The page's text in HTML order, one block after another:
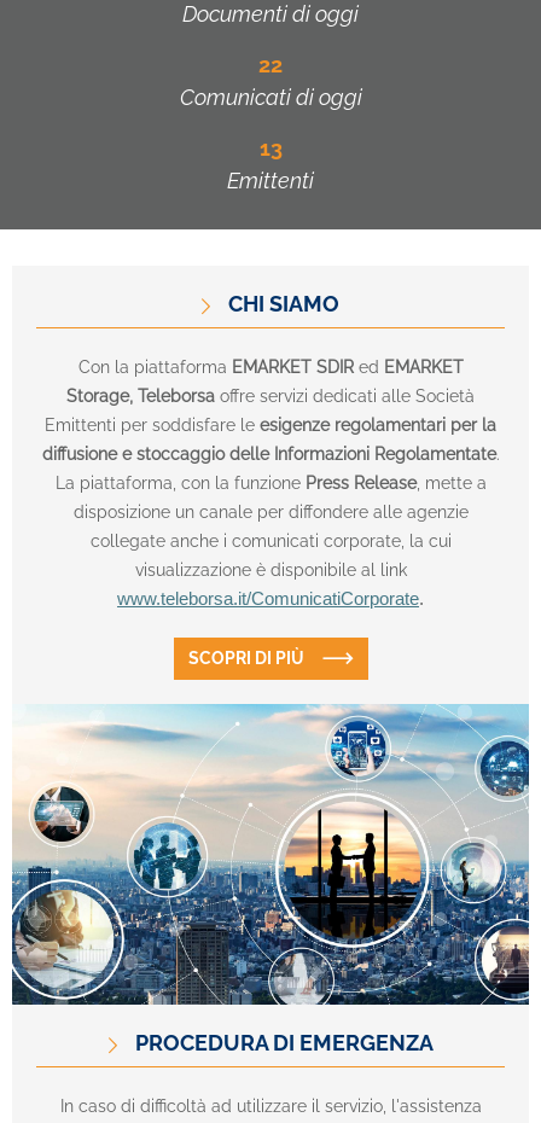
Documenti di oggi
22
Comunicati di oggi
13
Emittenti
CHI SIAMO
Con la piattaforma EMARKET SDIR ed EMARKET
Storage, Teleborsa offre servizi dedicati alle Società
Emittenti per soddisfare le esigenze regolamentari per la
diffusione e stoccaggio delle Informazioni Regolamentate.
La piattaforma, con la funzione Press Release, mette a
disposizione un canale per diffondere alle agenzie
collegate anche i comunicati corporate, la cui
visualizzazione è disponibile al link
www.teleborsa.it/ComunicatiCorporate.
SCOPRI DI PIÙ
PROCEDURA DI EMERGENZA
In caso di difficoltà ad utilizzare il servizio, l'assistenza